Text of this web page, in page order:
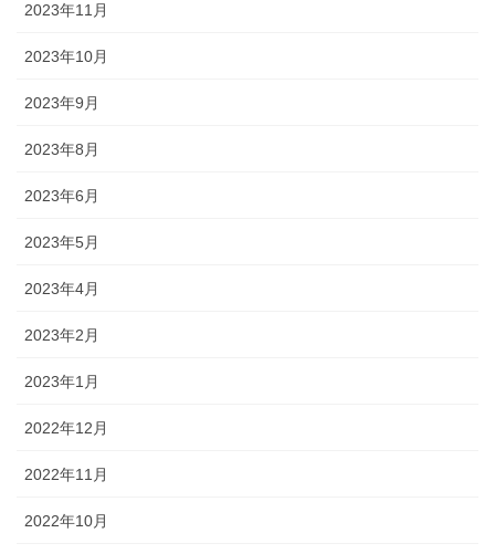
2023年11月
2023年10月
2023年9月
2023年8月
2023年6月
2023年5月
2023年4月
2023年2月
2023年1月
2022年12月
2022年11月
2022年10月